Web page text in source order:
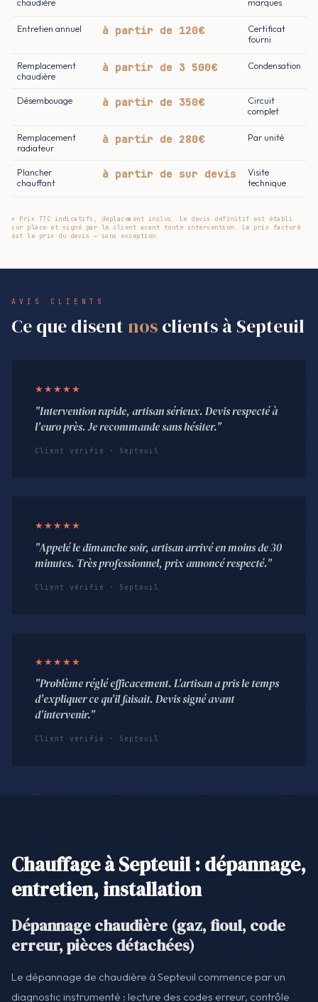
chaudière
marques
Entretien annuel à partir de 120€
Certificat
fourni
Remplacement
chaudière
à partir de 3 500€ Condensation
Désembouage à partir de 350€
Circuit
complet
Remplacement
radiateur
à partir de 280€ Par unité
Plancher
chauffant
à partir de sur devis
Visite
technique
* Prix TTC indicatifs, déplacement inclus. Le devis définitif est établi
sur place et signé par le client avant toute intervention. Le prix facturé
est le prix du devis — sans exception.
AVIS CLIENTS
Ce que disent nosclients à Septeuil
★★★★★
"Intervention rapide, artisan sérieux. Devis respecté à
l'euro près. Je recommande sans hésiter."
Client vérifié · Septeuil
★★★★★
"Appelé le dimanche soir, artisan arrivé en moins de 30
minutes. Très professionnel, prix annoncé respecté."
Client vérifié · Septeuil
★★★★★
"Problème réglé efficacement. L'artisan a pris le temps
d'expliquer ce qu'il faisait. Devis signé avant
d'intervenir."
Client vérifié · Septeuil
Chauffage à Septeuil : dépannage,
entretien, installation
Dépannage chaudière (gaz, fioul, code
erreur, pièces détachées)
Le dépannage de chaudière à Septeuil commence par un
diagnostic instrumenté : lecture des codes erreur, contrôle